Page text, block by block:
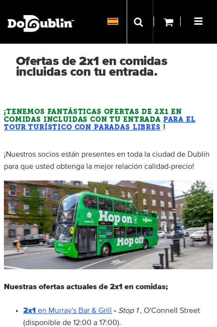
Ofertas de 2x1 en comidas
incluidas con tu entrada.
¡TENEMOS FANTÁSTICAS OFERTAS DE 2X1 EN
COMIDAS INCLUIDAS CON TU ENTRADA PARA EL
TOUR TURÍSTICO CON PARADAS LIBRES !
¡Nuestros socios están presentes en toda la ciudad de Dublín
para que usted obtenga la mejor relación calidad-precio!
Nuestras ofertas actuales de 2x1 en comidas;
2x1 en Murray's Bar & Grill - Stop 1, O'Connell Street
(disponible de 12:00 a 17:00).